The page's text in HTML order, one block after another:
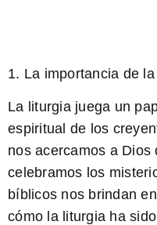
1. La importancia de
La liturgia juega un
espiritual de los
nos acercamos a
celebramos los
bíblicos nos brindan
cómo la liturgia ha